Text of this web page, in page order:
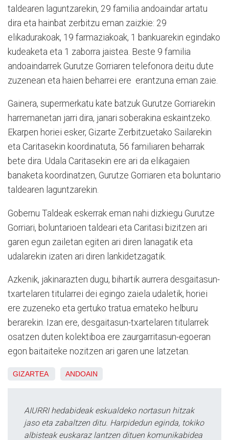
taldearen laguntzarekin, 29 familia andoaindar artatu
dira eta hainbat zerbitzu eman zaizkie: 29
elikadurakoak, 19 farmaziakoak, 1 bankuarekin egindako
kudeaketa eta 1 zaborra jaistea. Beste 9 familia
andoaindarrek Gurutze Gorriaren telefonora deitu dute
zuzenean eta haien beharrei ere erantzuna eman zaie.
Gainera, supermerkatu kate batzuk Gurutze Gorriarekin
harremanetan jarri dira, janari soberakina eskaintzeko.
Ekarpen horiei esker, Gizarte Zerbitzuetako Sailarekin
eta Caritasekin koordinatuta, 56 familiaren beharrak
bete dira. Udala Caritasekin ere ari da elikagaien
banaketa koordinatzen, Gurutze Gorriaren eta boluntario
taldearen laguntzarekin.
Gobernu Taldeak eskerrak eman nahi dizkiegu Gurutze
Gorriari, boluntarioen taldeari eta Caritasi bizitzen ari
garen egun zailetan egiten ari diren lanagatik eta
udalarekin izaten ari diren lankidetzagatik.
Azkenik, jakinarazten dugu, bihartik aurrera desgaitasun-
txartelaren titularrei dei egingo zaiela udaletik, horiei
ere zuzeneko eta gertuko tratua emateko helburu
berarekin. Izan ere, desgaitasun-txartelaren titularrek
osatzen duten kolektiboa ere zaurgarritasun-egoeran
egon baitaiteke nozitzen ari garen une latzetan.
GIZARTEA ANDOAIN
AIURRI hedabideak eskualdeko nortasun hitzak
jaso eta zabaltzen ditu. Harpidedun eginda, tokiko
albisteak euskaraz lantzen dituen komunikabidea